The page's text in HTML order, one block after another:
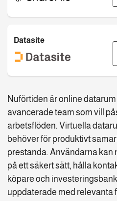
Nuförtiden är online
avancerade team som vill
arbetsflöden. Virtuella
behöver för produktivt
prestanda. Användarna kan
på ett säkert sätt, hålla
köpare och
uppdaterade med relevanta
Datasite